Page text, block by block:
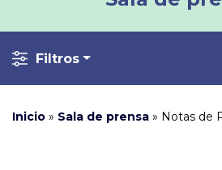
Filtros
Inicio » Sala de prensa » Notas de